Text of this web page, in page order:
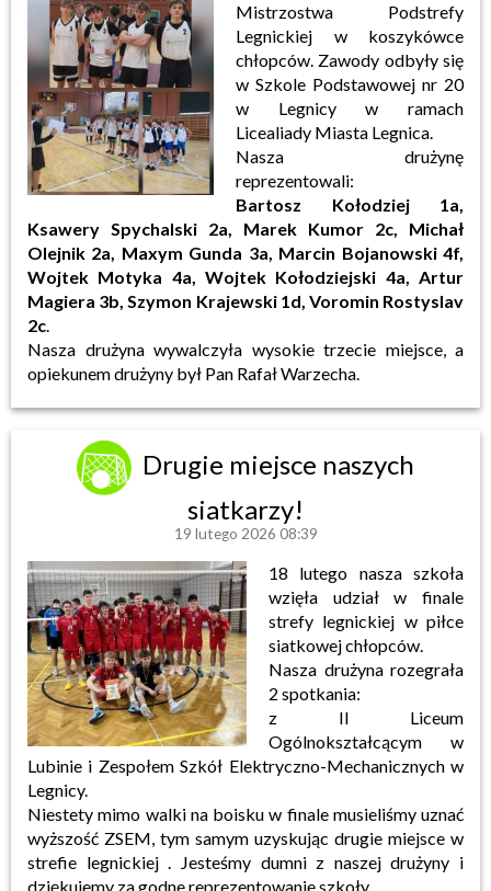
Mistrzostwa Podstrefy
Legnickiej w koszykówce
chłopców. Zawody odbyły się
w Szkole Podstawowej nr 20
w Legnicy w ramach
Licealiady Miasta Legnica.
Nasza drużynę
reprezentowali:
Bartosz Kołodziej 1a,
Ksawery Spychalski 2a, Marek Kumor 2c, Michał
Olejnik 2a, Maxym Gunda 3a, Marcin Bojanowski 4f,
Wojtek Motyka 4a, Wojtek Kołodziejski 4a, Artur
Magiera 3b, Szymon Krajewski 1d, Voromin Rostyslav
2c.
Nasza drużyna wywalczyła wysokie trzecie miejsce, a
opiekunem drużyny był Pan Rafał Warzecha.
Drugie miejsce naszych
siatkarzy!
19 lutego 2026 08:39
18 lutego nasza szkoła
wzięła udział w finale
strefy legnickiej w piłce
siatkowej chłopców.
Nasza drużyna rozegrała
2 spotkania:
z II Liceum
Ogólnokształcącym w
Lubinie i Zespołem Szkół Elektryczno-Mechanicznych w
Legnicy.
Niestety mimo walki na boisku w finale musieliśmy uznać
wyższość ZSEM, tym samym uzyskując drugie miejsce w
strefie legnickiej . Jesteśmy dumni z naszej drużyny i
dziękujemy za godne reprezentowanie szkoły.